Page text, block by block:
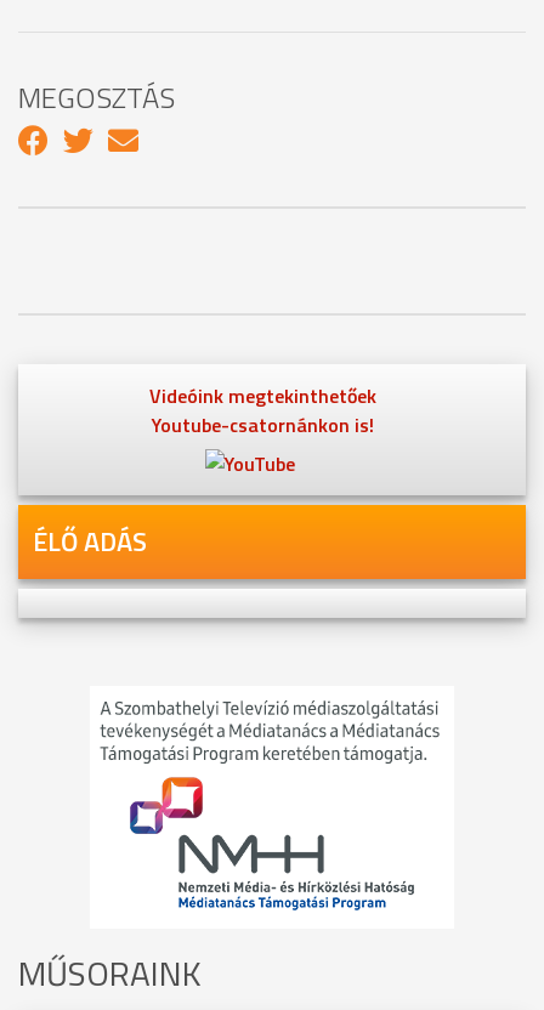
MEGOSZTÁS
Videóink megtekinthetőek
Youtube-csatornánkon is!
ÉLŐ ADÁS
MŰSORAINK